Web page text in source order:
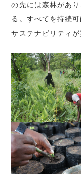
の先には森林があ
る。すべてを持続
サステナビリティ